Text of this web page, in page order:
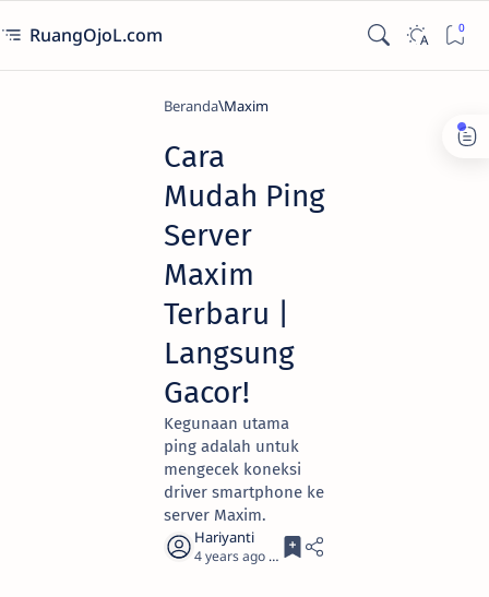
RuangOjoL.com
Beranda Maxim
Cara
Mudah Ping
Server
Maxim
Terbaru |
Langsung
Gacor!
Kegunaan utama
ping adalah untuk
mengecek koneksi
driver smartphone ke
server Maxim.
4 years ago 2